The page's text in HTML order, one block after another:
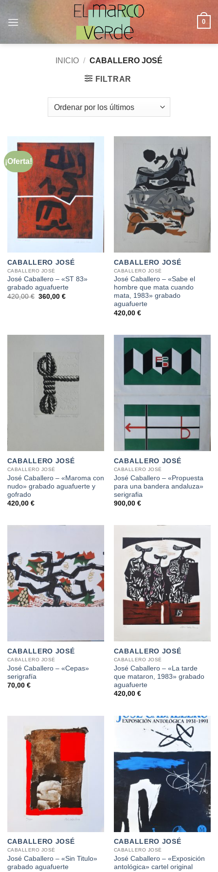
0
INICIO / CABALLERO JOSÉ
FILTRAR
¡Oferta!
CABALLERO JOSÉ
CABALLERO JOSÉ
José Caballero – «ST 83»
grabado aguafuerte
420,00€ El
precio
360,00 €El
CABALLERO JOSÉ
CABALLERO JOSÉ
José Caballero – «Sabe el
hombre que mata cuando
mata, 1983» grabado
aguafuerte
420,00 €
CABALLERO JOSÉ
CABALLERO JOSÉ
José Caballero – «Maroma con
nudo» grabado aguafuerte y
gofrado
420,00 €
CABALLERO JOSÉ
CABALLERO JOSÉ
José Caballero – «Propuesta
para una bandera andaluza»
serigrafia
900,00 €
CABALLERO JOSÉ
CABALLERO JOSÉ
José Caballero – «Cepas»
serigrafía
70,00 €
CABALLERO JOSÉ
CABALLERO JOSÉ
José Caballero – «La tarde
que mataron, 1983» grabado
aguafuerte
420,00 €
CABALLERO JOSÉ
CABALLERO JOSÉ
José Caballero – «Sin Titulo»
grabado aguafuerte
CABALLERO JOSÉ
CABALLERO JOSÉ
José Caballero – «Exposición
antológica» cartel original